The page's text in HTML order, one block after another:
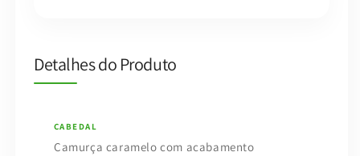
Detalhes do Produto
CABEDAL
Camurça caramelo com acabamento